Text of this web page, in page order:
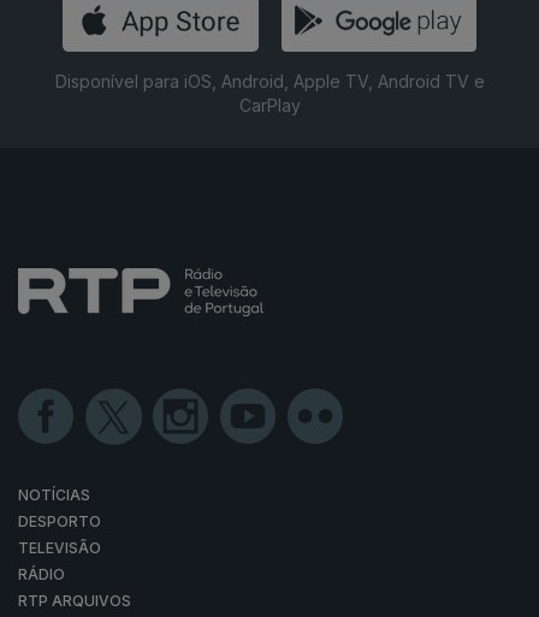
Disponível para iOS, Android, Apple TV, Android TV e
CarPlay
NOTÍCIAS
DESPORTO
TELEVISÃO
RÁDIO
RTP ARQUIVOS